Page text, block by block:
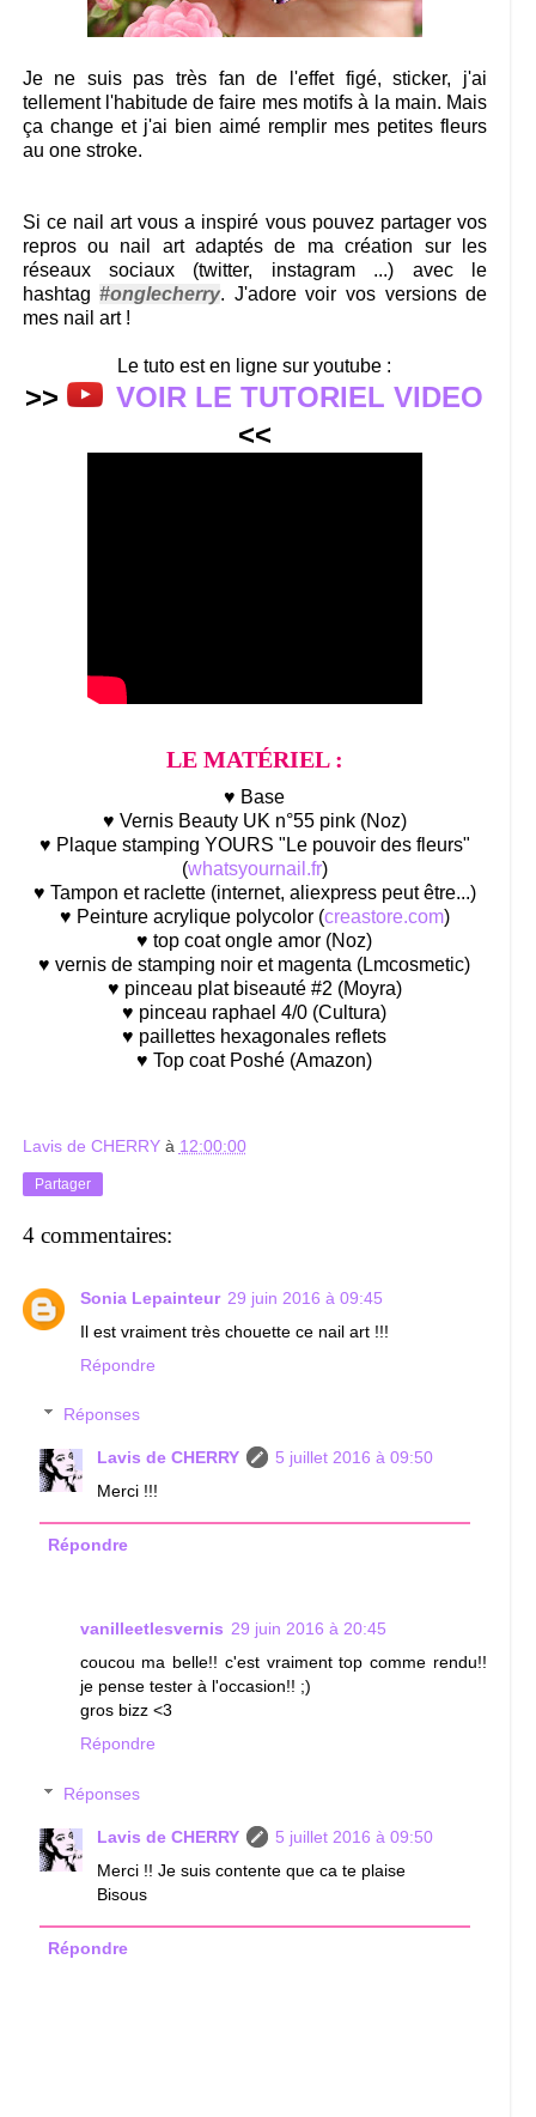
Je ne suis pas très fan de l'effet figé, sticker, j'ai
tellement l'habitude de faire mes motifs à la main. Mais
ça change et j'ai bien aimé remplir mes petites fleurs
au one stroke.
Si ce nail art vous a inspiré vous pouvez partager vos
repros ou nail art adaptés de ma création sur les
réseaux sociaux (twitter, instagram ...) avec le
hashtag#onglecherry. J'adore voir vos versions de
mes nail art !
Le tuto est en ligne sur youtube :
>>
VOIR LE TUTORIEL VIDEO
<<
LE MATÉRIEL :
♥ Base
♥ Vernis Beauty UK n°55 pink (Noz)
♥ Plaque stamping YOURS "Le pouvoir des fleurs"
(whatsyournail.fr)
♥ Tampon et raclette (internet, aliexpress peut être...)
♥ Peinture acrylique polycolor (creastore.com)
♥ top coat ongle amor (Noz)
♥ vernis de stamping noir et magenta (Lmcosmetic)
♥ pinceau plat biseauté #2 (Moyra)
♥ pinceau raphael 4/0 (Cultura)
♥ paillettes hexagonales reflets
♥ Top coat Poshé (Amazon)
Lavis de CHERRY à 12:00:00
Partager
4 commentaires:
Sonia Lepainteur 29 juin 2016 à 09:45
Il est vraiment très chouette ce nail art !!!
Répondre
Réponses
Lavis de CHERRY
5 juillet 2016 à 09:50
Merci !!!
Répondre
vanilleetlesvernis 29 juin 2016 à 20:45
coucou ma belle!! c'est vraiment top comme rendu!!
je pense tester à l'occasion!! ;)
gros bizz <3
Répondre
Réponses
Lavis de CHERRY
5 juillet 2016 à 09:50
Merci !! Je suis contente que ca te plaise
Bisous
Répondre